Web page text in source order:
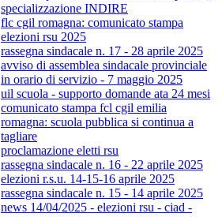
specializzazione INDIRE
flc cgil romagna: comunicato stampa
elezioni rsu 2025
rassegna sindacale n. 17 - 28 aprile 2025
avviso di assemblea sindacale provinciale
in orario di servizio - 7 maggio 2025
uil scuola - supporto domande ata 24 mesi
comunicato stampa fcl cgil emilia
romagna: scuola pubblica si continua a
tagliare
proclamazione eletti rsu
rassegna sindacale n. 16 - 22 aprile 2025
elezioni r.s.u. 14-15-16 aprile 2025
rassegna sindacale n. 15 - 14 aprile 2025
news 14/04/2025 - elezioni rsu - ciad -